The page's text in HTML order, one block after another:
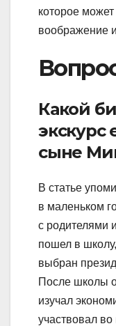
которое
воображение
Какой
экскурс
сыне
В статье
в маленьком
с родителями
пошел в
выбран
После школы
изучал
участвовал